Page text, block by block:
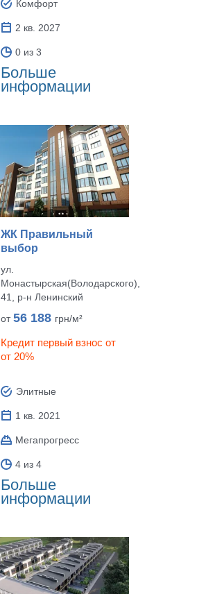
Комфорт
2 кв. 2027
0 из 3
Больше
информации
ЖК Правильный
выбор
ул.
Монастырская(Володарского),
41, р‑н Ленинский
от56 188 грн/м²
Кредит первый взнос от
от 20%
Элитные
1 кв. 2021
Мегапрогресс
4 из 4
Больше
информации